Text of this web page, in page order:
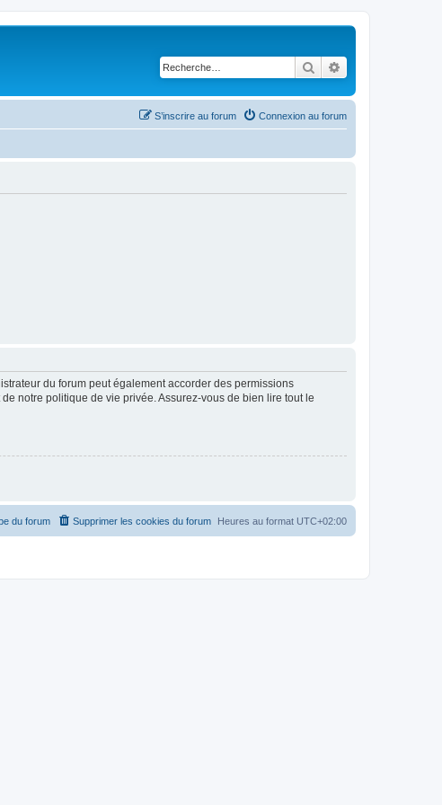
Rechercher
Connexion au forum
S’inscrire au forum
du forum peut également accorder des permissions
notre politique de vie privée. Assurez-vous de bien lire tout le
Heures au format UTC+02:00
Supprimer les cookies du forum
du forum